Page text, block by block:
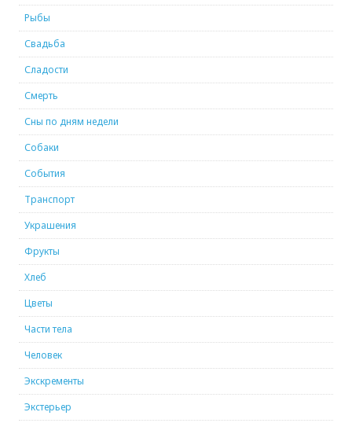
Рыбы
Свадьба
Сладости
Смерть
Сны по дням недели
Собаки
События
Транспорт
Украшения
Фрукты
Хлеб
Цветы
Части тела
Человек
Экскременты
Экстерьер